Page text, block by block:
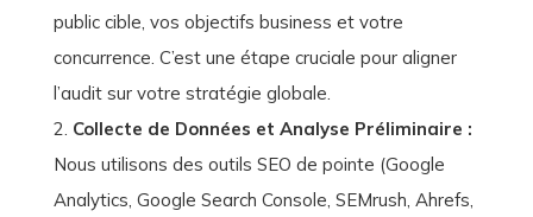
public cible, vos objectifs business et votre
concurrence. C’est une étape cruciale pour aligner
l’audit sur votre stratégie globale.
Collecte de Données et Analyse Préliminaire :
Nous utilisons des outils SEO de pointe (Google
Analytics, Google Search Console, SEMrush, Ahrefs,